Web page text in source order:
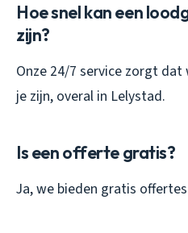
Hoe snel kan een
zijn?
Onze 24/7 service zorgt dat
je zijn, overal in Lelystad.
Is een offerte gratis?
Ja, we bieden gratis